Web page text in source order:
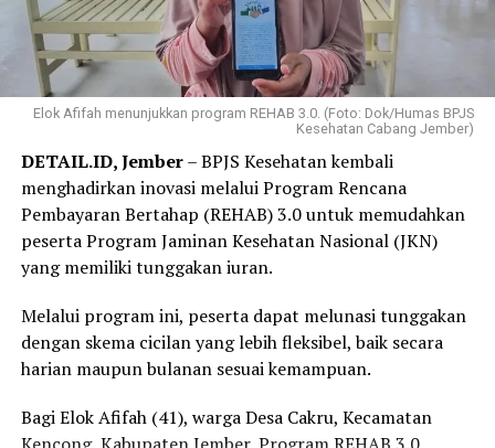
Elok Afifah menunjukkan program REHAB 3.0. (Foto: Dok/Humas BPJS
Kesehatan Cabang Jember)
DETAIL.ID, Jember– BPJS Kesehatan kembali
menghadirkan inovasi melalui Program Rencana
Pembayaran Bertahap (REHAB) 3.0 untuk memudahkan
peserta Program Jaminan Kesehatan Nasional (JKN)
yang memiliki tunggakan iuran.
Melalui program ini, peserta dapat melunasi tunggakan
dengan skema cicilan yang lebih fleksibel, baik secara
harian maupun bulanan sesuai kemampuan.
Bagi Elok Afifah (41), warga Desa Cakru, Kecamatan